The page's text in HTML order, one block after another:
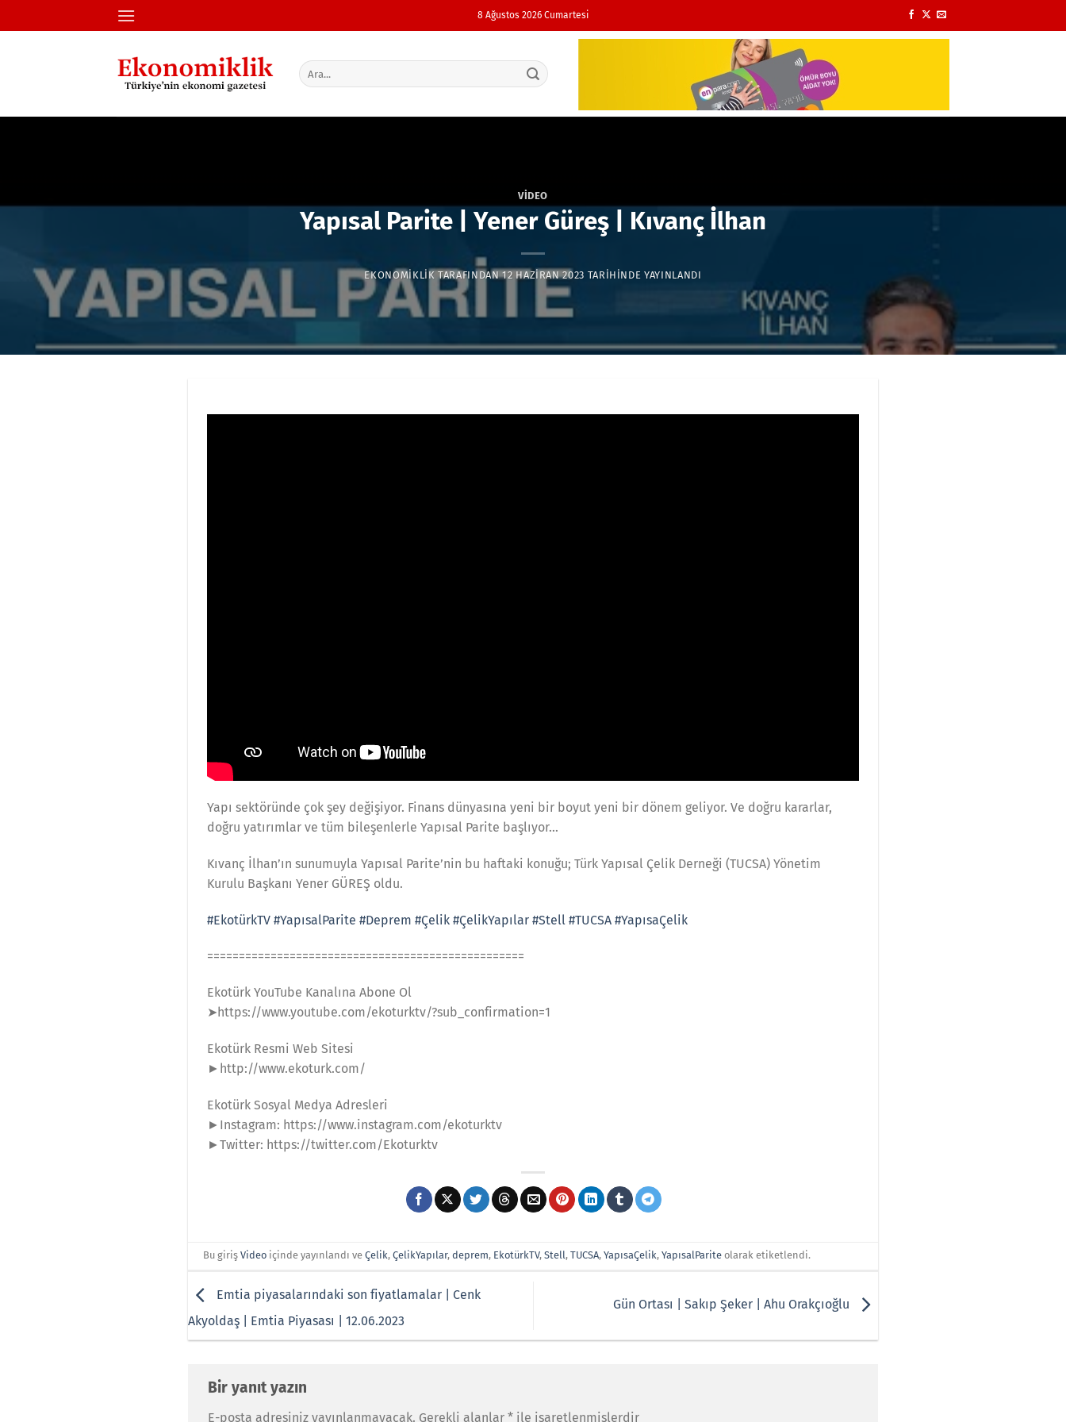
atla
8 Ağustos 2026 Cumartesi
VIDEO
Yapısal Parite | Yener Güreş | Kıvanç İlhan
EKONOMIKLIK TARAFINDAN 12 HAZIRAN 2023 TARIHINDE YAYINLANDI
Yapı sektöründe çok şey değişiyor. Finans dünyasına yeni bir boyut yeni bir dönem geliyor. Ve doğru kararlar,
doğru yatırımlar ve tüm bileşenlerle Yapısal Parite başlıyor…
Kıvanç İlhan’ın sunumuyla Yapısal Parite’nin bu haftaki konuğu; Türk Yapısal Çelik Derneği (TUCSA) Yönetim
Kurulu Başkanı Yener GÜREŞ oldu.
#EkotürkTV #YapısalParite #Deprem #Çelik #ÇelikYapılar #Stell #TUCSA #YapısaÇelik
==================================================
Ekotürk YouTube Kanalına Abone Ol
➤https://www.youtube.com/ekoturktv/?sub_confirmation=1
Ekotürk Resmi Web Sitesi
►http://www.ekoturk.com/
Ekotürk Sosyal Medya Adresleri
►Instagram: https://www.instagram.com/ekoturktv
►Twitter: https://twitter.com/Ekoturktv
Bu girişVideo içinde yayınlandı veÇelik,ÇelikYapılar,deprem, EkotürkTV,Stell,TUCSA,YapısaÇelik,YapısalParite olarak etiketlendi.
Emtia piyasalarındaki son fiyatlamalar | Cenk
Akyoldaş | Emtia Piyasası | 12.06.2023
Gün Ortası | Sakıp Şeker | Ahu Orakçıoğlu
Bir yanıt yazın
E-posta adresiniz yayınlanmayacak. Gerekli alanlar * ile işaretlenmişlerdir